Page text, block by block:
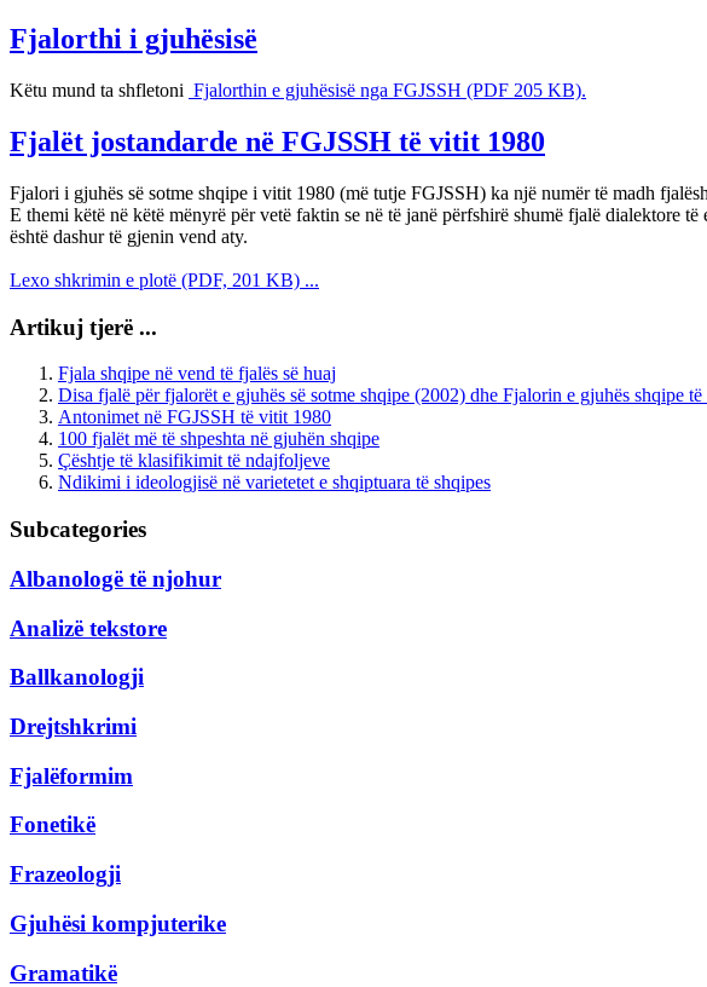
Fjalorthi i gjuhësisë
Këtu mund ta shfletoni Fjalorthin e gjuhësisë nga FGJSSH (PDF 205 KB).
Fjalët jostandarde në FGJSSH të vitit 1980
Fjalori i gjuhës së sotme shqipe i vitit 1980 (më tutje FGJSSH) ka një numër të madh
E themi këtë në këtë mënyrë për vetë faktin se në të janë përfshirë shumë fjalë dialektore
është dashur të gjenin vend aty.
Lexo shkrimin e plotë (PDF, 201 KB) ...
Artikuj tjerë ...
Fjala shqipe në vend të fjalës së huaj
Disa fjalë për fjalorët e gjuhës së sotme shqipe (2002) dhe Fjalorin e gjuhës shqipe
Antonimet në FGJSSH të vitit 1980
100 fjalët më të shpeshta në gjuhën shqipe
Çështje të klasifikimit të ndajfoljeve
Ndikimi i ideologjisë në varietetet e shqiptuara të shqipes
Subcategories
Albanologë të njohur
Analizë tekstore
Ballkanologji
Drejtshkrimi
Fjalëformim
Fonetikë
Frazeologji
Gjuhësi kompjuterike
Gramatikë